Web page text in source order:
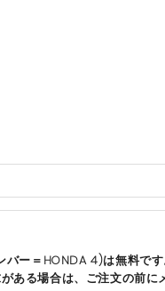
ー＝HONDA 4)は無料で
ある場合は、ご注文の前